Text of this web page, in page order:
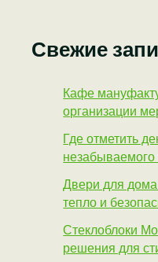
Свежие
Кафе
организации
Где отметить
незабываемого
Двери для
тепло и
Стеклоблоки
решения для